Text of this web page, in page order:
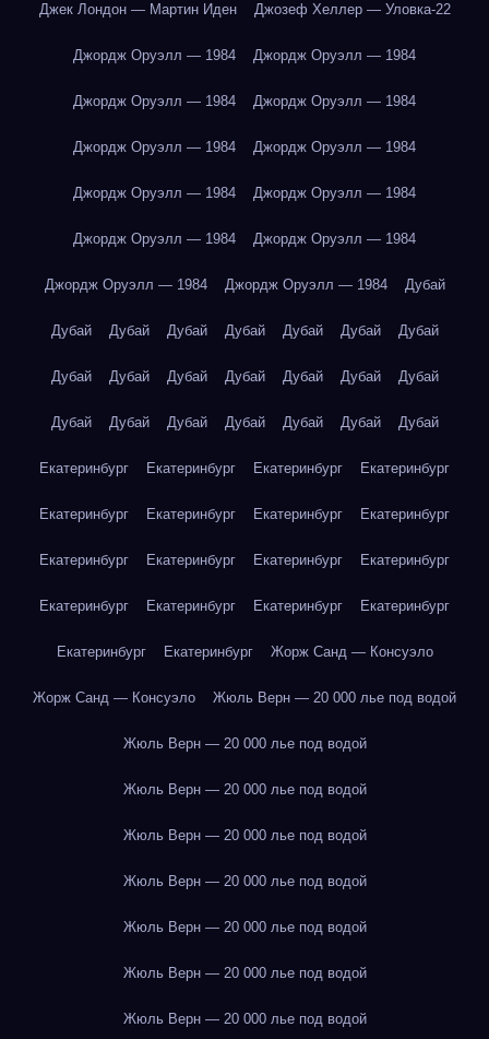
Джек Лондон — Мартин Иден Джозеф Хеллер — Уловка-22
Джордж Оруэлл — 1984 Джордж Оруэлл — 1984
Джордж Оруэлл — 1984 Джордж Оруэлл — 1984
Джордж Оруэлл — 1984 Джордж Оруэлл — 1984
Джордж Оруэлл — 1984 Джордж Оруэлл — 1984
Джордж Оруэлл — 1984 Джордж Оруэлл — 1984
Джордж Оруэлл — 1984 Джордж Оруэлл — 1984 Дубай
Дубай Дубай Дубай Дубай Дубай Дубай Дубай
Дубай Дубай Дубай Дубай Дубай Дубай Дубай
Дубай Дубай Дубай Дубай Дубай Дубай Дубай
Екатеринбург Екатеринбург Екатеринбург Екатеринбург
Екатеринбург Екатеринбург Екатеринбург Екатеринбург
Екатеринбург Екатеринбург Екатеринбург Екатеринбург
Екатеринбург Екатеринбург Екатеринбург Екатеринбург
Екатеринбург Екатеринбург Жорж Санд — Консуэло
Жорж Санд — Консуэло Жюль Верн — 20 000 лье под водой
Жюль Верн — 20 000 лье под водой
Жюль Верн — 20 000 лье под водой
Жюль Верн — 20 000 лье под водой
Жюль Верн — 20 000 лье под водой
Жюль Верн — 20 000 лье под водой
Жюль Верн — 20 000 лье под водой
Жюль Верн — 20 000 лье под водой